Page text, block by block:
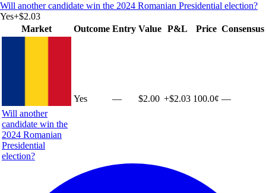
Will another candidate win the 2024 Romanian Presidential election?
Yes+$2.03
Market
Outcome Entry Value P&L Price Consensus
Will another
candidate win the
2024 Romanian
Presidential
election?
Yes — $2.00 +$2.03 100.0¢ —